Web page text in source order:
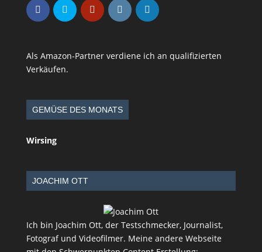
Als Amazon-Partner verdiene ich an qualifizierten
Verkäufen.
GEMÜSE DES MONATS
Wirsing
JOACHIM OTT
Ich bin Joachim Ott, der Testschmecker, Journalist,
Fotograf und Videofilmer. Meine andere Webseite